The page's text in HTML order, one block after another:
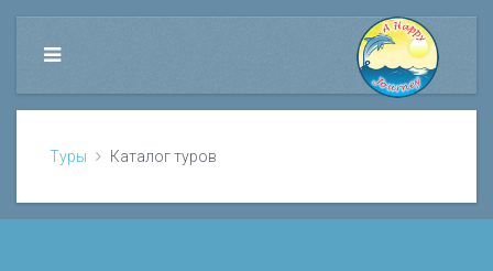
Туры Каталог туров